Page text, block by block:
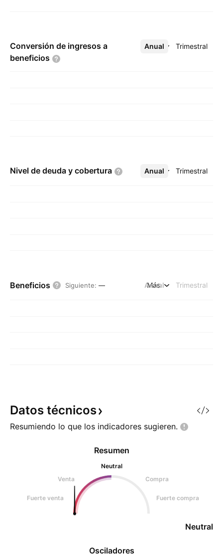
Conversión de ingresos a
beneficios
Anual Trimestral
Más
Nivel de deuda y cobertura Anual Trimestral
Más
Beneficios Siguiente: — Anual Trimestral
Más
Datos técnicos
Resumiendo lo que los indicadores sugieren.
Osciladores
Resumen
Neutral
Venta
Compra
Fuerte venta Fuerte compra
Neutral